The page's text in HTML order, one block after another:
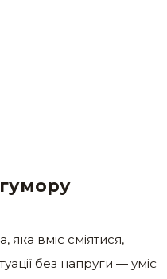
вміє сміятися,
без напруги — уміє